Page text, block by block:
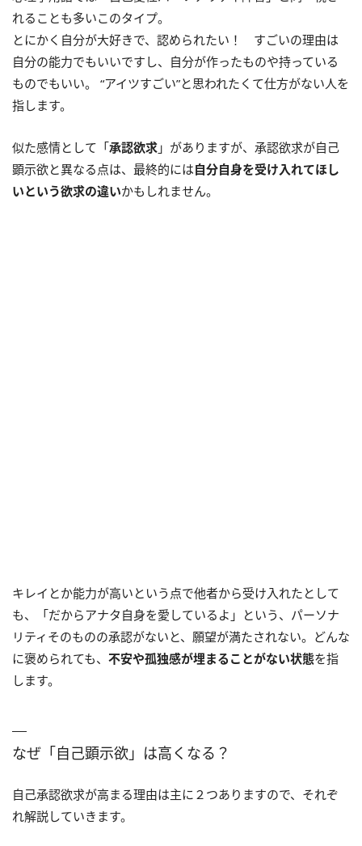
れることも多いこのタイプ。
とにかく自分が大好きで、認められたい！ すごいの理由は
自分の能力でもいいですし、自分が作ったものや持っている
ものでもいい。 “アイツすごい”と思われたくて仕方がない人を
指します。
似た感情として「承認欲求 」がありますが、承認欲求が自己
顕示欲と異なる点は、最終的には自分自身を受け入れてほし
いという欲求の違いかもしれません。
キレイとか能力が高いという点で他者から受け入れたとして
も、「だからアナタ自身を愛しているよ」という、パーソナ
リティそのものの承認がないと、願望が満たされない。どんな
に褒められても、 不安や孤独感が埋まることがない状態を指
します。
なぜ「自己顕示欲」は高くなる？
自己承認欲求が高まる理由は主に２つありますので、それぞ
れ解説していきます。